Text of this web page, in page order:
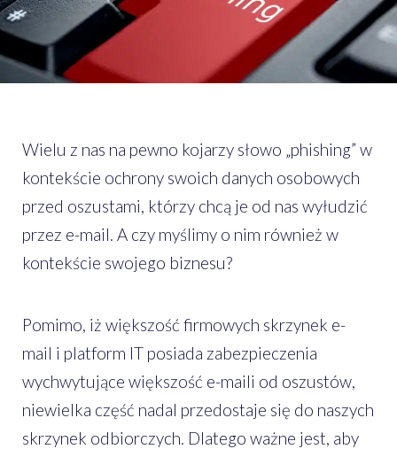
Wielu z nas na pewno kojarzy słowo „phishing” w
kontekście ochrony swoich danych osobowych
przed oszustami, którzy chcą je od nas wyłudzić
przez e-mail. A czy myślimy o nim również w
kontekście swojego biznesu?
Pomimo, iż większość firmowych skrzynek e-
mail i platform IT posiada zabezpieczenia
wychwytujące większość e-maili od oszustów,
niewielka część nadal przedostaje się do naszych
skrzynek odbiorczych. Dlatego ważne jest, aby